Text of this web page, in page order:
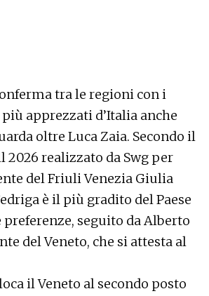
tra le regioni con i
apprezzati d’Italia anche
oltre Luca Zaia. Secondo il
2026 realizzato da Swg per
del Friuli Venezia Giulia
è il più gradito del Paese
preferenze, seguito da Alberto
del Veneto, che si attesta al
il Veneto al secondo posto